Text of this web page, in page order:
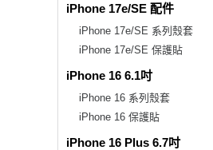
iPhone 17e/SE 配件
iPhone 17e/SE 系列殼套
iPhone 17e/SE 保護貼
iPhone 16 6.1吋
iPhone 16 系列殼套
iPhone 16 保護貼
iPhone 16 Plus 6.7吋